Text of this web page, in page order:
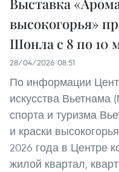
Выставка
высокогорья»
Шонла с 8 по 10
28/04/2026 08:51
По информации
искусства Вьетнама
спорта и туризма
и краски
2026 года в Центре
жилой квартал,